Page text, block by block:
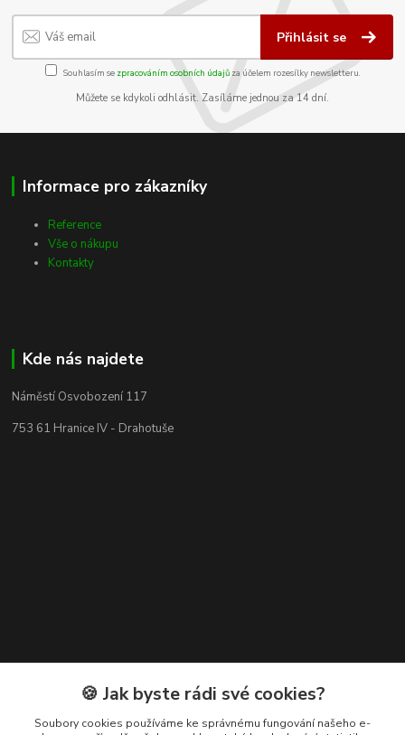
Přihlásit se
Souhlasím se zpracováním osobních údajůza účelem rozesílky newsletteru.
Můžete se kdykoli odhlásit. Zasíláme jednou za 14 dní.
Informace pro zákazníky
Reference
Vše o nákupu
Kontakty
Kde nás najdete
Náměstí Osvobození 117
753 61 Hranice IV - Drahotuše
Kontakty
+420 608 400 554
🍪 Jak byste rádi své cookies?
Soubory cookies používáme ke správnému fungování našeho e-